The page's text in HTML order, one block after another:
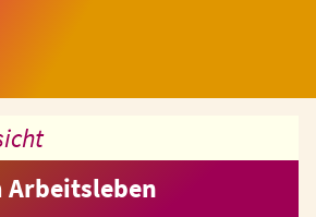
Arbeitsleben